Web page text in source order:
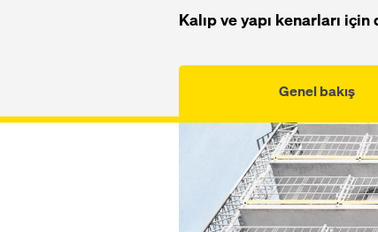
Kalıp ve yapı kenarları
Genel bakış